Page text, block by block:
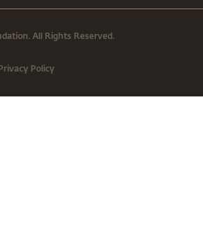
All Rights Reserved.
Policy